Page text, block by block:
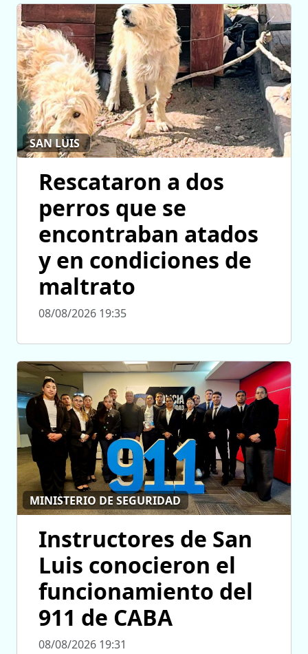
SAN LUIS
Rescataron a dos
perros que se
encontraban atados
y en condiciones de
maltrato
08/08/2026 19:35
MINISTERIO DE SEGURIDAD
Instructores de San
Luis conocieron el
funcionamiento del
911 de CABA
08/08/2026 19:31